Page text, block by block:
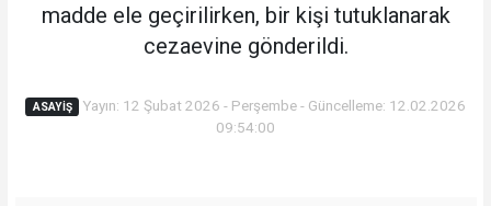
madde ele geçirilirken, bir kişi tutuklanarak
cezaevine gönderildi.
ASAYIŞ
Yayın: 12 Şubat 2026 - Perşembe - Güncelleme: 12.02.2026
09:54:00